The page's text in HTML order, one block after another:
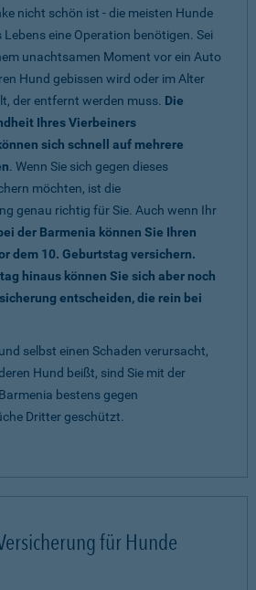
nicht schön ist - die meisten Hunde
eine Operation benötigen. Sei
unachtsamen Moment vor ein Auto
Hund gebissen wird oder im Alter
der entfernt werden muss. Die
Ihres Vierbeiners
sich schnell auf mehrere
. Wenn Sie sich gegen dieses
möchten, ist die
genau richtig für Sie. Auch wenn Ihr
bei der Barmenia können Sie Ihren
dem 10. Geburtstag versichern.
hinaus können Sie sich aber noch
entscheiden, die rein bei
selbst einen Schaden verursacht,
Hund beißt, sind Sie mit der
bestens gegen
Dritter geschützt.
für Hunde